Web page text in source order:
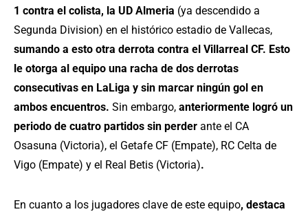
1 contra el colista, la UD Almeria (ya descendido a
Segunda Division) en el histórico estadio de Vallecas,
sumando a esto otra derrota contra el Villarreal CF. Esto
le otorga al equipo una racha de dos derrotas
consecutivas en LaLiga y sin marcar ningún gol en
ambos encuentros. Sin embargo, anteriormente logró un
periodo de cuatro partidos sin perder ante el CA
Osasuna (Victoria), el Getafe CF (Empate), RC Celta de
Vigo (Empate) y el Real Betis (Victoria).
En cuanto a los jugadores clave de este equipo, destaca